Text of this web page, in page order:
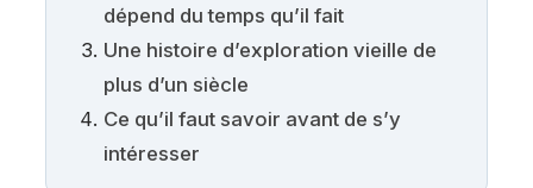
dépend du temps qu’il fait
Une histoire d’exploration vieille de
plus d’un siècle
Ce qu’il faut savoir avant de s’y
intéresser